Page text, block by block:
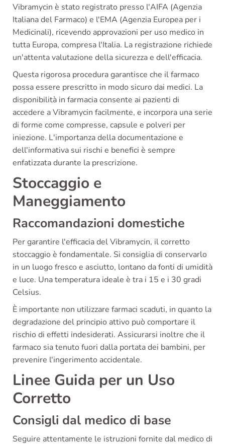
Vibramycin è stato registrato presso l'AIFA (Agenzia
Italiana del Farmaco) e l'EMA (Agenzia Europea per i
Medicinali), ricevendo approvazioni per uso medico in
tutta Europa, compresa l'Italia. La registrazione richiede
un'attenta valutazione della sicurezza e dell'efficacia.
Questa rigorosa procedura garantisce che il farmaco
possa essere prescritto in modo sicuro dai medici. La
disponibilità in farmacia consente ai pazienti di
accedere a Vibramycin facilmente, e incorpora una serie
di forme come compresse, capsule e polveri per
iniezione. L'importanza della documentazione e
dell'informativa sui rischi e benefici è sempre
enfatizzata durante la prescrizione.
Stoccaggio e
Maneggiamento
Raccomandazioni domestiche
Per garantire l'efficacia del Vibramycin, il corretto
stoccaggio è fondamentale. Si consiglia di conservarlo
in un luogo fresco e asciutto, lontano da fonti di umidità
e luce. Una temperatura ideale è tra i 15 e i 30 gradi
Celsius.
È importante non utilizzare farmaci scaduti, in quanto la
degradazione del principio attivo può comportare il
rischio di effetti indesiderati. Assicurarsi inoltre che il
farmaco sia tenuto fuori dalla portata dei bambini, per
prevenire l'ingerimento accidentale.
Linee Guida per un Uso
Corretto
Consigli dal medico di base
Seguire attentamente le istruzioni fornite dal medico di